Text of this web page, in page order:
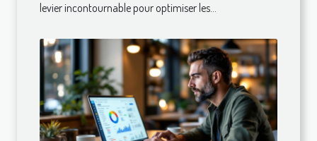
levier incontournable pour optimiser les...